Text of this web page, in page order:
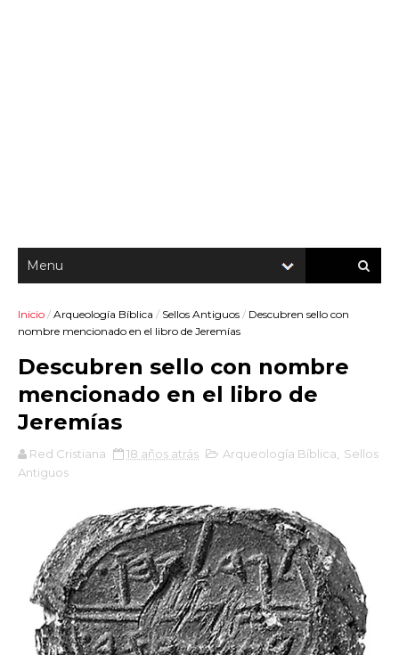
Inicio / Arqueología Bíblica / Sellos Antiguos / Descubren sello con
nombre mencionado en el libro de Jeremías
Descubren sello con nombre
mencionado en el libro de
Jeremías
Red Cristiana 18 años atrás Arqueología Bíblica
Sellos
Antiguos